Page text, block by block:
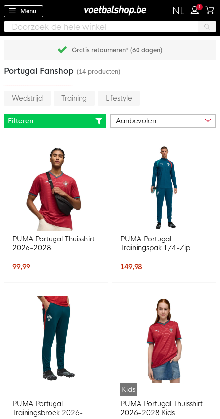
Menu NL 1
Gratis retourneren* (60 dagen)
Portugal Fanshop (14 producten)
Wedstrijd Training Lifestyle
Filteren
PUMA Portugal Thuisshirt
2026-2028
99,99
PUMA Portugal
Trainingspak 1/4-Zip
Wit
149,98
PUMA Portugal
Trainingsbroek 2026-
Kids
PUMA Portugal Thuisshirt
2026-2028 Kids